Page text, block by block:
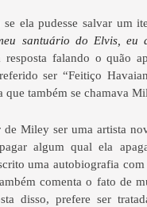
se ela pudesse salvar um
santuário do Elvis, eu
resposta falando o quão
ser “Feitiço
que também se chamava
de Miley ser uma artista
algum qual ela
uma autobiografia
comenta o fato de
disso, prefere ser